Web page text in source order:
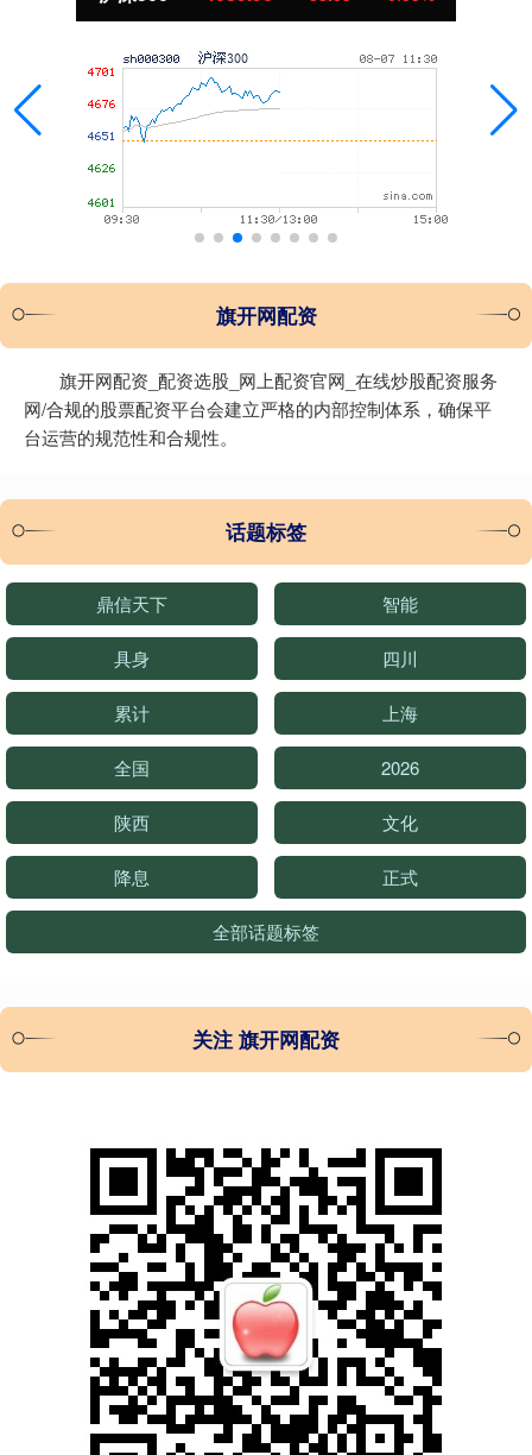
旗开网配资
旗开网配资_配资选股_网上配资官网_在线炒股配资服务
网/合规的股票配资平台会建立严格的内部控制体系，确保平
台运营的规范性和合规性。
话题标签
鼎信天下 智能
具身 四川
累计 上海
全国 2026
陕西 文化
降息 正式
全部话题标签
关注 旗开网配资